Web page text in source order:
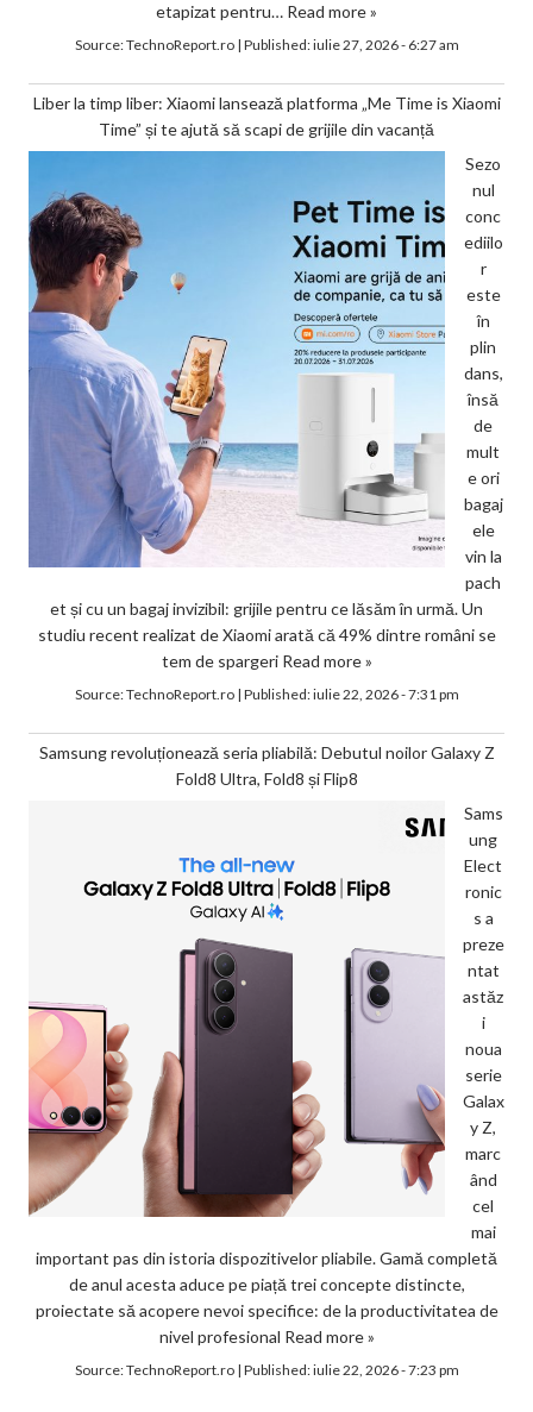
etapizat pentru… Read more »
Source:TechnoReport.ro| Published:iulie 27, 2026 - 6:27 am
Liber la timp liber: Xiaomi lansează platforma „Me Time is Xiaomi
Time” și te ajută să scapi de grijile din vacanță
Sezo
nul
conc
ediilo
r
este
în
plin
dans,
însă
de
mult
e ori
bagaj
ele
vin la
pach
et și cu un bagaj invizibil: grijile pentru ce lăsăm în urmă. Un
studiu recent realizat de Xiaomi arată că 49% dintre români se
tem de spargeri Read more »
Source:TechnoReport.ro| Published:iulie 22, 2026 - 7:31 pm
Samsung revoluționează seria pliabilă: Debutul noilor Galaxy Z
Fold8 Ultra, Fold8 și Flip8
Sams
ung
Elect
ronic
s a
preze
ntat
astăz
i
noua
serie
Galax
y Z,
marc
ând
cel
mai
important pas din istoria dispozitivelor pliabile. Gamă completă
de anul acesta aduce pe piață trei concepte distincte,
proiectate să acopere nevoi specifice: de la productivitatea de
nivel profesional Read more »
Source:TechnoReport.ro| Published:iulie 22, 2026 - 7:23 pm